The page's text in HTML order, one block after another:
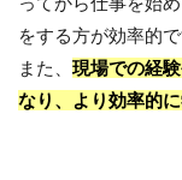
をする方が効率的で
また、 現場での経
なり、より効率的